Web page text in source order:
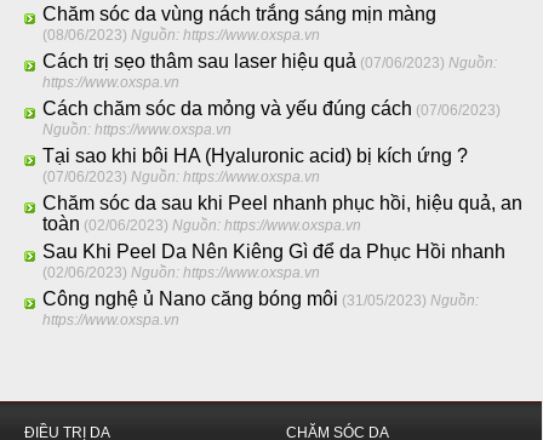
Chăm sóc da vùng nách trắng sáng mịn màng
(08/06/2023)Nguồn: https://www.oxspa.vn
Cách trị sẹo thâm sau laser hiệu quả (07/06/2023)Nguồn:
https://www.oxspa.vn
Cách chăm sóc da mỏng và yếu đúng cách (07/06/2023)
Nguồn: https://www.oxspa.vn
Tại sao khi bôi HA (Hyaluronic acid) bị kích ứng ?
(07/06/2023)Nguồn: https://www.oxspa.vn
Chăm sóc da sau khi Peel nhanh phục hồi, hiệu quả, an
toàn (02/06/2023)Nguồn: https://www.oxspa.vn
Sau Khi Peel Da Nên Kiêng Gì để da Phục Hồi nhanh
(02/06/2023)Nguồn: https://www.oxspa.vn
Công nghệ ủ Nano căng bóng môi (31/05/2023)Nguồn:
https://www.oxspa.vn
ĐIỀU TRỊ DA CHĂM SÓC DA